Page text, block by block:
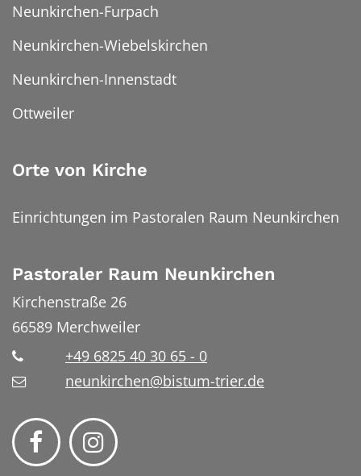
Neunkirchen-Furpach
Neunkirchen-Wiebelskirchen
Neunkirchen-Innenstadt
Ottweiler
Orte von Kirche
Einrichtungen im Pastoralen Raum Neunkirchen
Pastoraler Raum Neunkirchen
Kirchenstraße 26
66589 Merchweiler
+49 6825 40 30 65 - 0
neunkirchen@bistum-trier.de